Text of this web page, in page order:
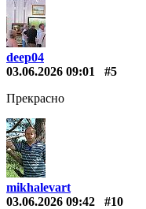
deep04
03.06.2026 09:01
#5
Прекрасно
mikhalevart
03.06.2026 09:42
#10